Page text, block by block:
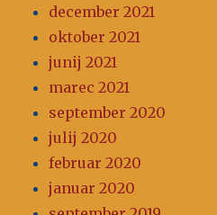
december 2021
oktober 2021
junij 2021
marec 2021
september 2020
julij 2020
februar 2020
januar 2020